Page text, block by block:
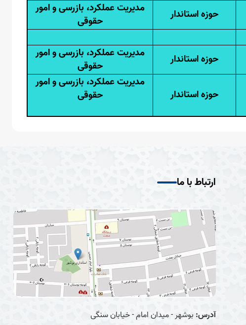
حوزه استاندار
مدیریت عملکرد، بازرسی و امور
حقوقی
حوزه استاندار
مدیریت عملکرد، بازرسی و امور
حقوقی
حوزه استاندار
مدیریت عملکرد، بازرسی و امور
حقوقی
ارتباط با ما
آدرس: بوشهر - میدان امام - خیابان سنگی